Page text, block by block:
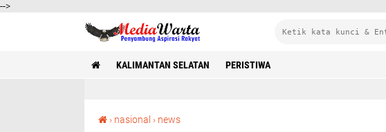
-->
KALIMANTAN SELATAN PERISTIWA
› nasional › news